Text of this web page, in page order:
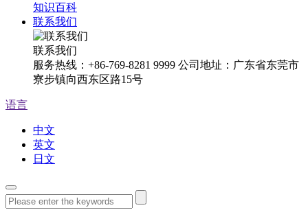
知识百科
联系我们
联系我们
服务热线：+86-769-8281 9999 公司地址：广东省东莞市
寮步镇向西东区路15号
语言
中文
英文
日文